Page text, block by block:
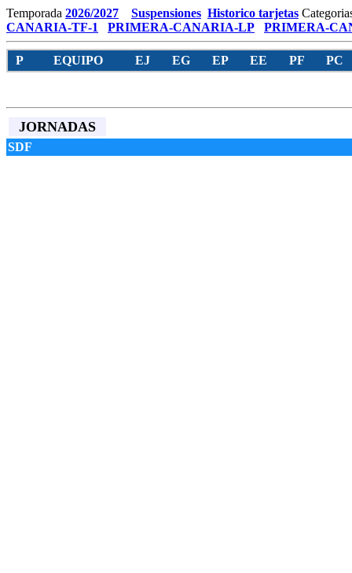
Temporada 2026/2027 Suspensiones Historico tarjetas
CANARIA-TF-1
PRIMERA-CANARIA-LP PRIMERA-
P EQUIPO EJ EG EP EE PF PC
JORNADAS
SDF